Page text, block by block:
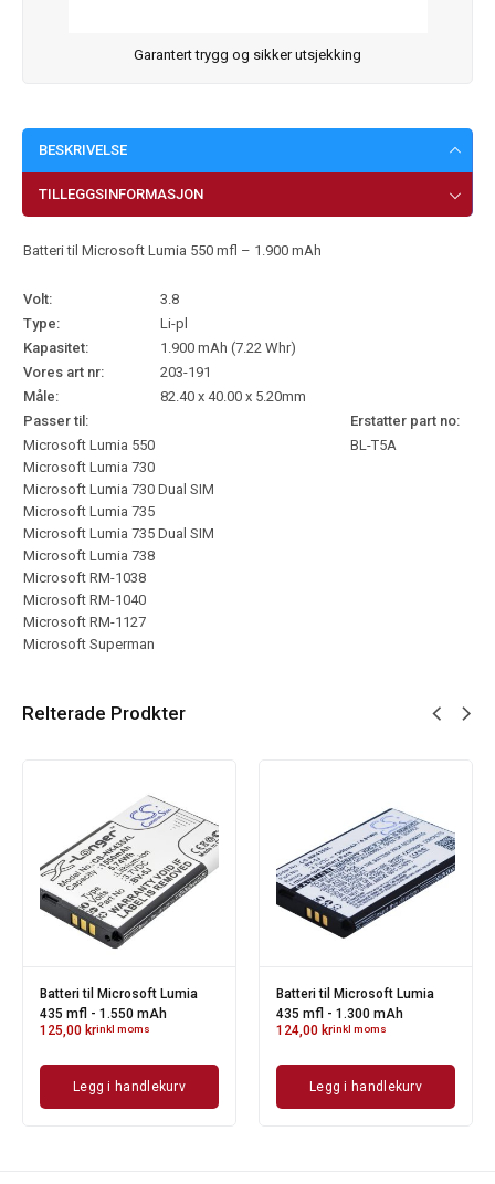
Garantert trygg og sikker utsjekking
BESKRIVELSE
TILLEGGSINFORMASJON
Batteri til Microsoft Lumia 550 mfl – 1.900 mAh
Volt:
3.8
Type:
Li-pl
Kapasitet:
1.900 mAh (7.22 Whr)
Vores art nr:
203-191
Måle:
82.40 x 40.00 x 5.20mm
Passer til:
Erstatter part no:
Microsoft Lumia 550
Microsoft Lumia 730
Microsoft Lumia 730 Dual SIM
Microsoft Lumia 735
Microsoft Lumia 735 Dual SIM
Microsoft Lumia 738
Microsoft RM-1038
Microsoft RM-1040
Microsoft RM-1127
Microsoft Superman
BL-T5A
Relterade Prodkter
Batteri til Microsoft Lumia
435 mfl - 1.550 mAh
125,00 krinkl moms
Legg i handlekurv
Batteri til Microsoft Lumia
435 mfl - 1.300 mAh
124,00 krinkl moms
Legg i handlekurv